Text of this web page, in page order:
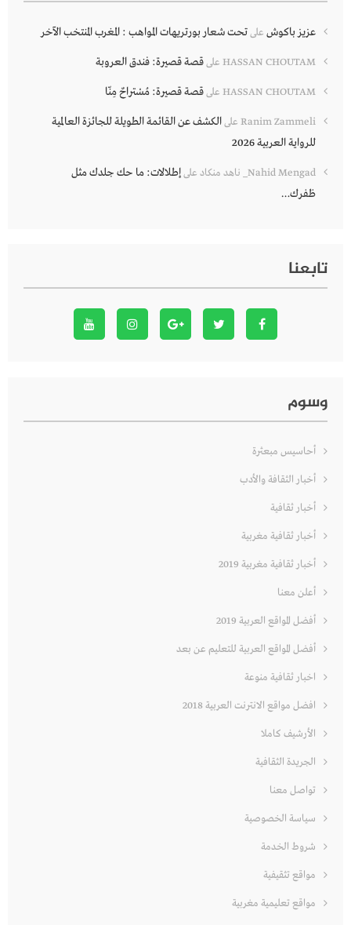
عزيز باكوش علىتحت شعار بورتريهات المواهب : المغرب المنتخب الآخر
HASSAN CHOUTAM علىقصة قصيرة: فندق العروبة
HASSAN CHOUTAM علىقصة قصيرة: مُسْتراحٌ مِنّا
Ranim Zammeli علىالكشف عن القائمة الطويلة للجائزة العالمية
للرواية العربية 2026
Nahid Mengad_ ناهد منكاد علىإطلالات: ما حك جلدك مثل
ظفرك…
تابعنا
وسوم
أحاسيس مبعثرة
أخبار الثقافة والأدب
أخبار ثقافية
أخبار ثقافية مغربية
أخبار ثقافية مغربية 2019
أعلن معنا
أفضل المواقع العربية 2019
أفضل المواقع العربية للتعليم عن بعد
اخبار ثقافية منوعة
افضل مواقع الانترنت العربية 2018
الأرشيف كاملا
الجريدة الثقافية
تواصل معنا
سياسة الخصوصية
شروط الخدمة
مواقع تثقيفية
مواقع تعليمية مغربية